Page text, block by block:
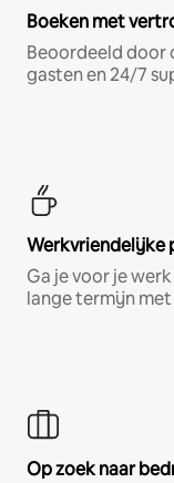
Boeken met
Beoordeeld door
gasten en 24/7
Werkvriendelijke
Ga je voor je
lange termijn
Op zoek naar